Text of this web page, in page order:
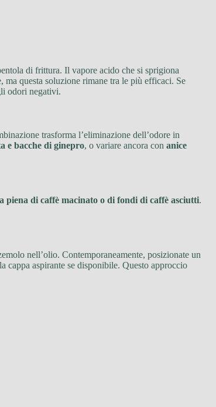
di frittura. Il vapore acido che si sprigiona
ma questa soluzione rimane tra le più efficaci. Se
odori negativi.
trasforma l’eliminazione dell’odore in
e bacche di ginepro, o variare ancora con anice
piena di caffè macinato o di fondi di caffè asciutti.
nell’olio. Contemporaneamente, posizionate un
cappa aspirante se disponibile. Questo approccio